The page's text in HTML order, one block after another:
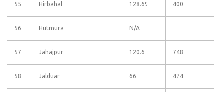
55 Hirbahal 128.69 400
56 Hutmura N/A
57 Jahajpur 120.6 748
58 Jalduar 66 474